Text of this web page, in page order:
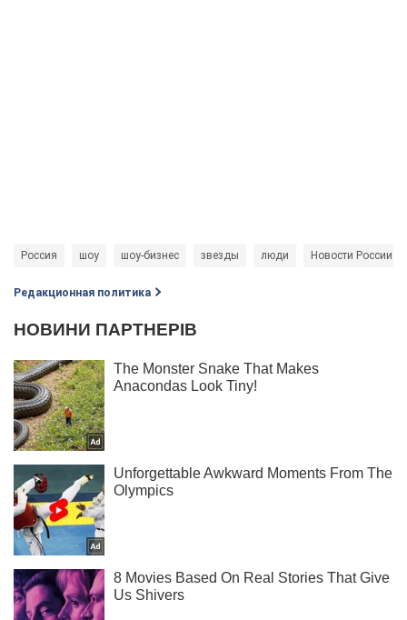
Россия шоу шоу-бизнес звезды люди Новости России
Редакционная политика